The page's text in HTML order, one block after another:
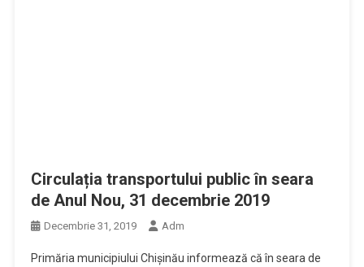
Circulația transportului public în seara
de Anul Nou, 31 decembrie 2019
Decembrie 31, 2019 Adm
Primăria municipiului Chişinău informează că în seara de